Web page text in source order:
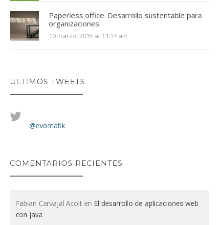
Paperless office. Desarrollo sustentable para
organizaciones.
10 marzo, 2015 at 11:14 am
ULTIMOS TWEETS
@evomatik
COMENTARIOS RECIENTES
Fabian Carvajal Acolt en El desarrollo de aplicaciones web
con java